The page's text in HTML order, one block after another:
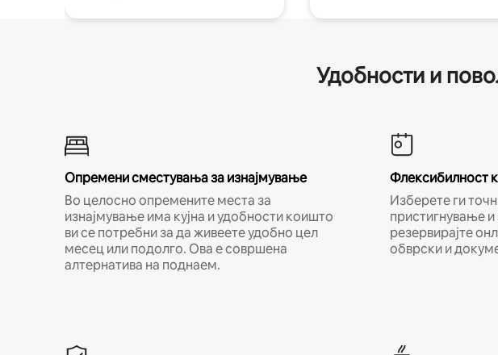
Удобности и
Опремени сместувања за изнајмување
Во целосно опремените места за
изнајмување има кујна и удобности коишто
ви се потребни за да живеете удобно цел
месец или подолго. Ова е совршена
алтернатива на поднаем.
Флексибилност
Изберете ги
пристигнување
резервирајте
обврски и